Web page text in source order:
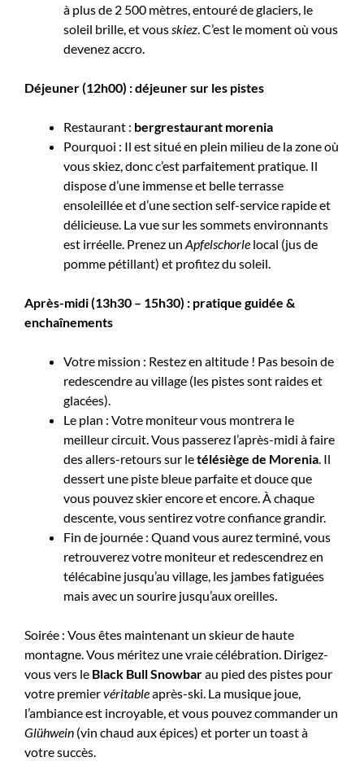
à plus de 2 500 mètres, entouré de glaciers, le
soleil brille, et vous skiez . C’est le moment où vous
devenez accro.
Déjeuner (12h00) : déjeuner sur les pistes
Restaurant : bergrestaurant morenia
Pourquoi : Il est situé en plein milieu de la zone où
vous skiez, donc c’est parfaitement pratique. Il
dispose d’une immense et belle terrasse
ensoleillée et d’une section self-service rapide et
délicieuse. La vue sur les sommets environnants
est irréelle. Prenez un Apfelschorle local (jus de
pomme pétillant) et profitez du soleil.
Après-midi (13h30 – 15h30) : pratique guidée &
enchaînements
Votre mission : Restez en altitude ! Pas besoin de
redescendre au village (les pistes sont raides et
glacées).
Le plan : Votre moniteur vous montrera le
meilleur circuit. Vous passerez l’après-midi à faire
des allers-retours sur letélésiège de Morenia . Il
dessert une piste bleue parfaite et douce que
vous pouvez skier encore et encore. À chaque
descente, vous sentirez votre confiance grandir.
Fin de journée : Quand vous aurez terminé, vous
retrouverez votre moniteur et redescendrez en
télécabine jusqu’au village, les jambes fatiguées
mais avec un sourire jusqu’aux oreilles.
Soirée : Vous êtes maintenant un skieur de haute
montagne. Vous méritez une vraie célébration. Dirigez-
vous vers le Black Bull Snowbarau pied des pistes pour
votre premiervéritableaprès-ski. La musique joue,
l’ambiance est incroyable, et vous pouvez commander un
Glühwein (vin chaud aux épices) et porter un toast à
votre succès.